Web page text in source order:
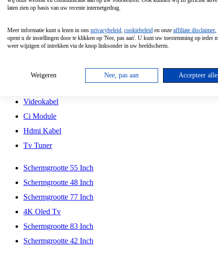
Tcl
Hd Led Tv
Antennekabel
Videokabel
Ci Module
Hdmi Kabel
Tv Tuner
Schermgrootte 55 Inch
Schermgrootte 48 Inch
Schermgrootte 77 Inch
4K Oled Tv
Schermgrootte 83 Inch
Schermgrootte 42 Inch
laten zien op basis van uw recente internetgedrag.
Meer informatie kunt u lezen in ons privacybeleid, cookiebeleid en onze affiliate disclaimer,
opent u de instellingen door te klikken op 'Nee, pas aan'. U kunt uw toestemming op ieder
weer wijzigen of intrekken via de knop linksonder in uw beeldscherm.
Weigeren Nee, pas aan Accepteer